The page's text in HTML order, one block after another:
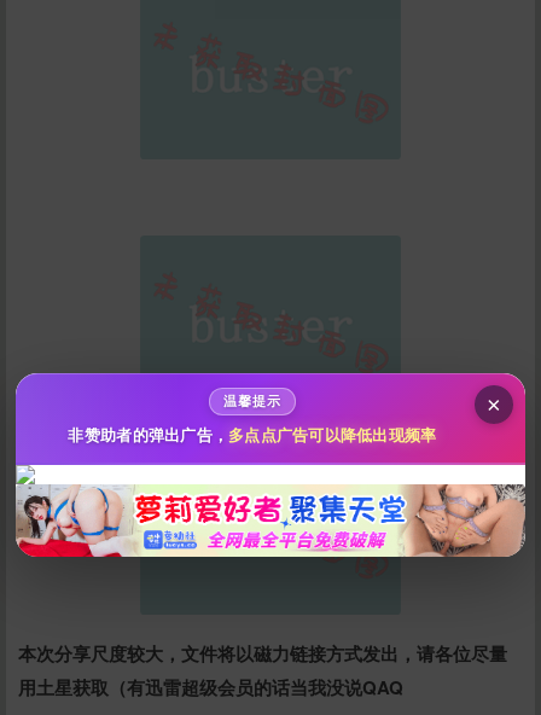
立刻支付
本次分享尺度较大，文件将以磁力链接方式发出，请各位尽量
用土星获取（有迅雷超级会员的话当我没说QAQ
点击全选 ×
温馨提示
非赞助者的弹出广告， 多点点广告可以降低出现频率